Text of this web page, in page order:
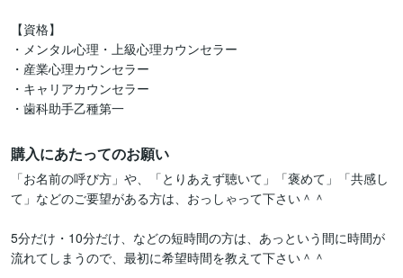
【資格】
・メンタル心理・上級心理カウンセラー
・産業心理カウンセラー
・キャリアカウンセラー
・歯科助手乙種第一
購入にあたってのお願い
「お名前の呼び方」や、「とりあえず聴いて」「褒めて」「共感し
て」などのご要望がある方は、おっしゃって下さい＾＾
5分だけ・10分だけ、などの短時間の方は、あっという間に時間が